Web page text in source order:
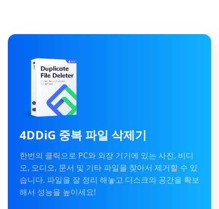
4DDiG 중복 파일 삭제기
한번의 클릭으로 PC와 외장 기기에 있는 사진, 비디
오, 오디오, 문서 및 기타 파일을 찾아서 제거할 수 있
습니다. 파일을 잘 정리 해놓고 디스크의 공간을 확보
해서 성능을 높이세요!